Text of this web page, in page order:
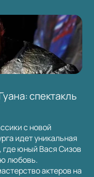
спектакль
с новой
идет уникальная
где юный Вася Сизов
любовь.
актеров на